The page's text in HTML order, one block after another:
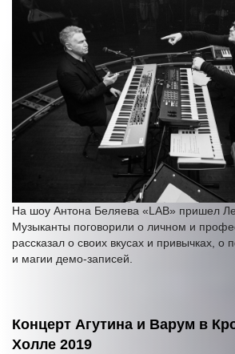
На шоу Антона Беляева «LAB» пришел
Музыканты поговорили о личном и
рассказал о своих вкусах и привычках, о
и магии демо-записей.
Концерт Агутина и Варум в
Холле 2019